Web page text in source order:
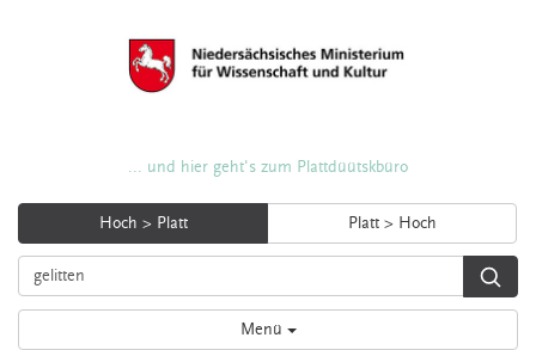
... und hier geht's zum Plattdüütskbüro
Hoch > Platt Platt > Hoch
Menü